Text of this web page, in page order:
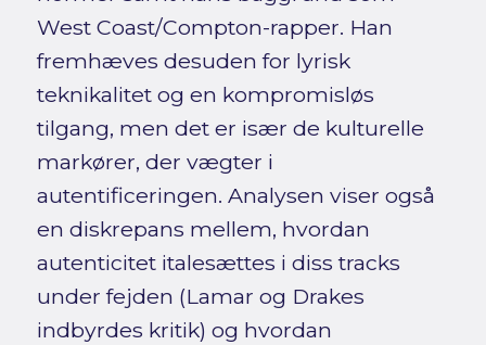
West Coast/Compton-rapper. Han
fremhæves desuden for lyrisk
teknikalitet og en kompromisløs
tilgang, men det er især de kulturelle
markører, der vægter i
autentificeringen. Analysen viser også
en diskrepans mellem, hvordan
autenticitet italesættes i diss tracks
under fejden (Lamar og Drakes
indbyrdes kritik) og hvordan